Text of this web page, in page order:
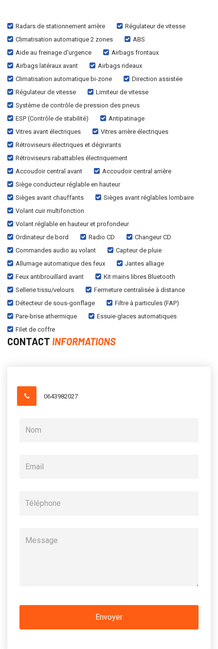
Radars de stationnement arrière
Régulateur de vitesse
Climatisation automatique 2 zones
ABS
Aide au freinage d'urgence
Airbags frontaux
Airbags latéraux avant
Airbags rideaux
Climatisation automatique bi-zone
Direction assistée
Régulateur de vitesse
Limiteur de vitesse
Système de contrôle de pression des pneus
ESP (Contrôle de stabilité)
Antipatinage
Vitres avant électriques
Vitres arrière électriques
Rétroviseurs électriques et dégivrants
Rétroviseurs rabattables électriquement
Accoudoir central avant
Accoudoir central arrière
Siège conducteur réglable en hauteur
Sièges avant chauffants
Sièges avant réglables lombaire
Volant cuir multifonction
Volant réglable en hauteur et profondeur
Ordinateur de bord
Radio CD
Changeur CD
Commandes audio au volant
Capteur de pluie
Allumage automatique des feux
Jantes alliage
Feux antibrouillard avant
Kit mains libres Bluetooth
Sellerie tissu/velours
Fermeture centralisée à distance
Détecteur de sous-gonflage
Filtre à particules (FAP)
Pare-brise athermique
Essuie-glaces automatiques
Filet de coffre
CONTACT INFORMATIONS
0643982027